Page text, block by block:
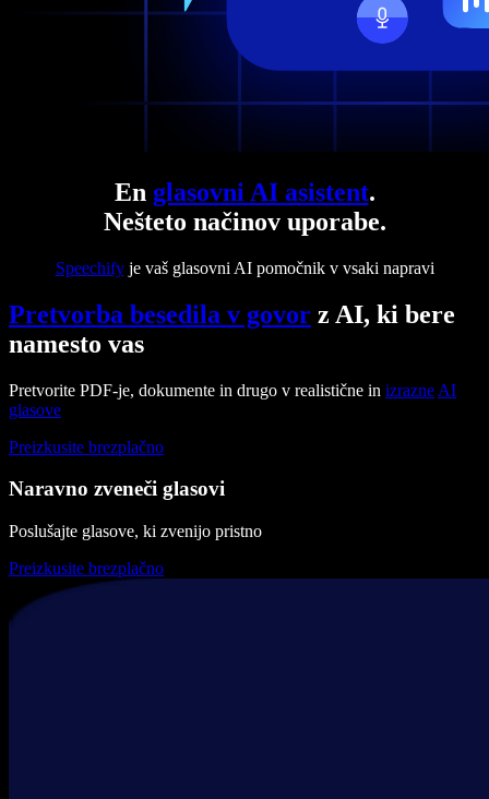
En glasovni AI asistent.
Nešteto načinov uporabe.
Speechifyje vaš glasovni AI pomočnik v vsaki napravi
Pretvorba besedila v govor z AI, ki bere
namesto vas
Pretvorite PDF-je, dokumente in drugo v realistične in izrazne AI
glasove
Preizkusite brezplačno
Naravno zveneči glasovi
Poslušajte glasove, ki zvenijo pristno
Preizkusite brezplačno